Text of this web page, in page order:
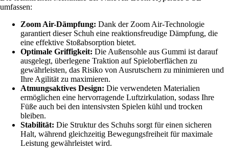
umfassen:
Zoom Air-Dämpfung: Dank der Zoom Air-Technologie
garantiert dieser Schuh eine reaktionsfreudige Dämpfung, die
eine effektive Stoßabsorption bietet.
Optimale Griffigkeit: Die Außensohle aus Gummi ist darauf
ausgelegt, überlegene Traktion auf Spieloberflächen zu
gewährleisten, das Risiko von Ausrutschern zu minimieren und
Ihre Agilität zu maximieren.
Atmungsaktives Design: Die verwendeten Materialien
ermöglichen eine hervorragende Luftzirkulation, sodass Ihre
Füße auch bei den intensivsten Spielen kühl und trocken
bleiben.
Stabilität: Die Struktur des Schuhs sorgt für einen sicheren
Halt, während gleichzeitig Bewegungsfreiheit für maximale
Leistung gewährleistet wird.